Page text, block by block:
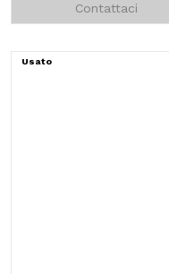
Contattaci
Usato